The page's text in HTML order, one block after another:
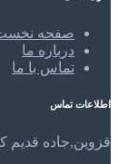
صفحه
درباره ما
تماس با ما
اطلاعات تماس
قزوین,جاده قدیم